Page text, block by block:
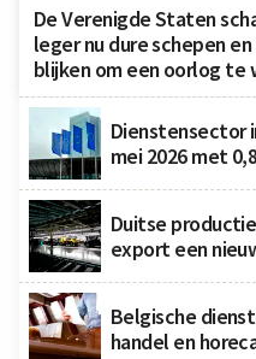
De Verenigde Staten
leger nu dure schepen
blijken om een oorlog te
Dienstensector
mei 2026 met
Duitse
export een
Belgische
handel en